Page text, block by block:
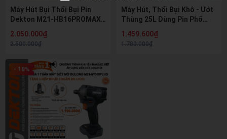
Máy Hút Bụi Thổi Bụi Pin
Dekton M21-HB16PROMAX
Brushless, Hút Khô Ướt, Lọc
HEPA
2.050.000₫
2.500.000₫
Máy Hút, Thổi Bụi Khô - Ướt
Thùng 25L Dùng Pin Phổ
HB25PRO hút mạnh, độ ồn
thấp
1.459.600₫
1.780.000₫
- 18%